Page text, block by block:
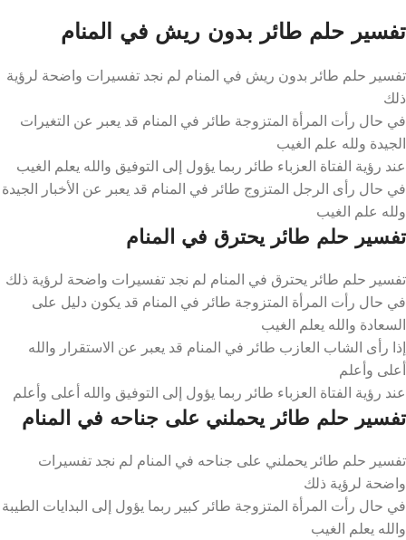
تفسير حلم طائر بدون ريش في المنام
تفسير حلم طائر بدون ريش في المنام لم نجد تفسيرات واضحة لرؤية
ذلك
في حال رأت المرأة المتزوجة طائر في المنام قد يعبر عن التغيرات
الجيدة ولله علم الغيب
عند رؤية الفتاة العزباء طائر ربما يؤول إلى التوفيق والله يعلم الغيب
في حال رأى الرجل المتزوج طائر في المنام قد يعبر عن الأخبار الجيدة
ولله علم الغيب
تفسير حلم طائر يحترق في المنام
تفسير حلم طائر يحترق في المنام لم نجد تفسيرات واضحة لرؤية ذلك
في حال رأت المرأة المتزوجة طائر في المنام قد يكون دليل على
السعادة والله يعلم الغيب
إذا رأى الشاب العازب طائر في المنام قد يعبر عن الاستقرار والله
أعلى وأعلم
عند رؤية الفتاة العزباء طائر ربما يؤول إلى التوفيق والله أعلى وأعلم
تفسير حلم طائر يحملني على جناحه في المنام
تفسير حلم طائر يحملني على جناحه في المنام لم نجد تفسيرات
واضحة لرؤية ذلك
في حال رأت المرأة المتزوجة طائر كبير ربما يؤول إلى البدايات الطيبة
والله يعلم الغيب